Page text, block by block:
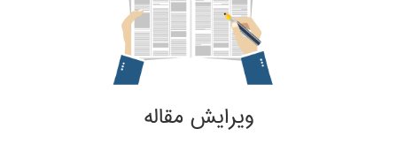
ویرایش مقاله